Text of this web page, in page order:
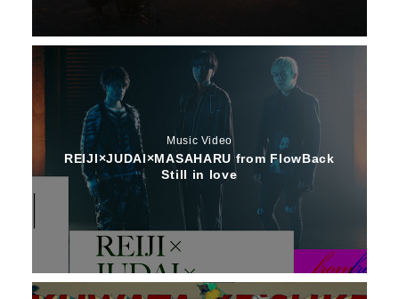
Music Video
REIJI×JUDAI×MASAHARU from FlowBack
Still in love